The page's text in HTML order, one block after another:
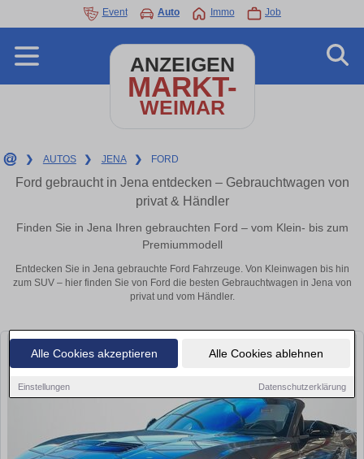
Alle Cookies akzeptieren Alle Cookies ablehnen
Einstellungen Datenschutzerklärung
Event Auto Immo Job
ANZEIGEN
MARKT-
WEIMAR
❯ AUTOS ❯ JENA ❯ FORD
Ford gebraucht in Jena entdecken – Gebrauchtwagen von
privat & Händler
Finden Sie in Jena Ihren gebrauchten Ford – vom Klein- bis zum
Premiummodell
Entdecken Sie in Jena gebrauchte Ford Fahrzeuge. Von Kleinwagen bis hin
zum SUV – hier finden Sie von Ford die besten Gebrauchtwagen in Jena von
privat und vom Händler.